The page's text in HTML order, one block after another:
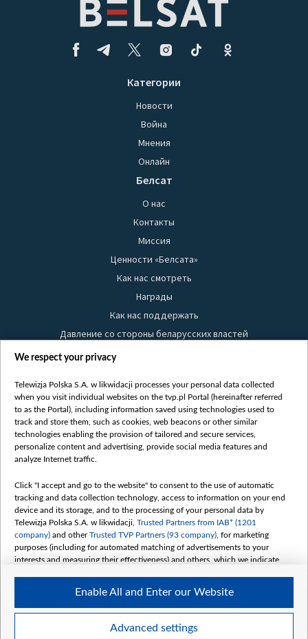
Категории
Новости
Война
Мнения
Онлайн
Белсат
О нас
Контакты
Миссия
Ценности «Белсата»
Как нас смотреть
Награды
Как нас поддержать
Давление со стороны беларусских властей
Правила использования материалов
Безопасность
Youtube
Белсат news
Белсат Life
Belsat English
Biełsat PL
Белсат Now
Белсат Shorts
Белсат History
Белсат Music
Белсат Doc
My consents
We respect your privacy
Telewizja Polska S.A. w likwidacji processes your personal data collected
when you visit individual websites on the tvp.pl Portal (hereinafter referred
to as the Portal), including information saved using technologies used to
track and store them, such as cookies, web beacons or other similar
technologies enabling the provision of tailored and secure services,
personalize content and advertising, provide social media features and
analyze Internet traffic.
Click "I accept and go to the website" to consent to the use of automatic
tracking and data collection technology, access to information on your end
device and its storage, and to the processing of your personal data by
Telewizja Polska S.A. w likwidacji, Trusted Partners from IAB* (1201
company) and otherTrusted TVP Partners (93 company) , for marketing
purposes (including for automated matching of advertisements to your
interests and measuring their effectiveness) and others, which we indicate
The purposes of processing your data by TVP S.A. w likwidacji are as
follows:
Use limited data to select advertising
Advanced settings
Enable All and Enter our Website